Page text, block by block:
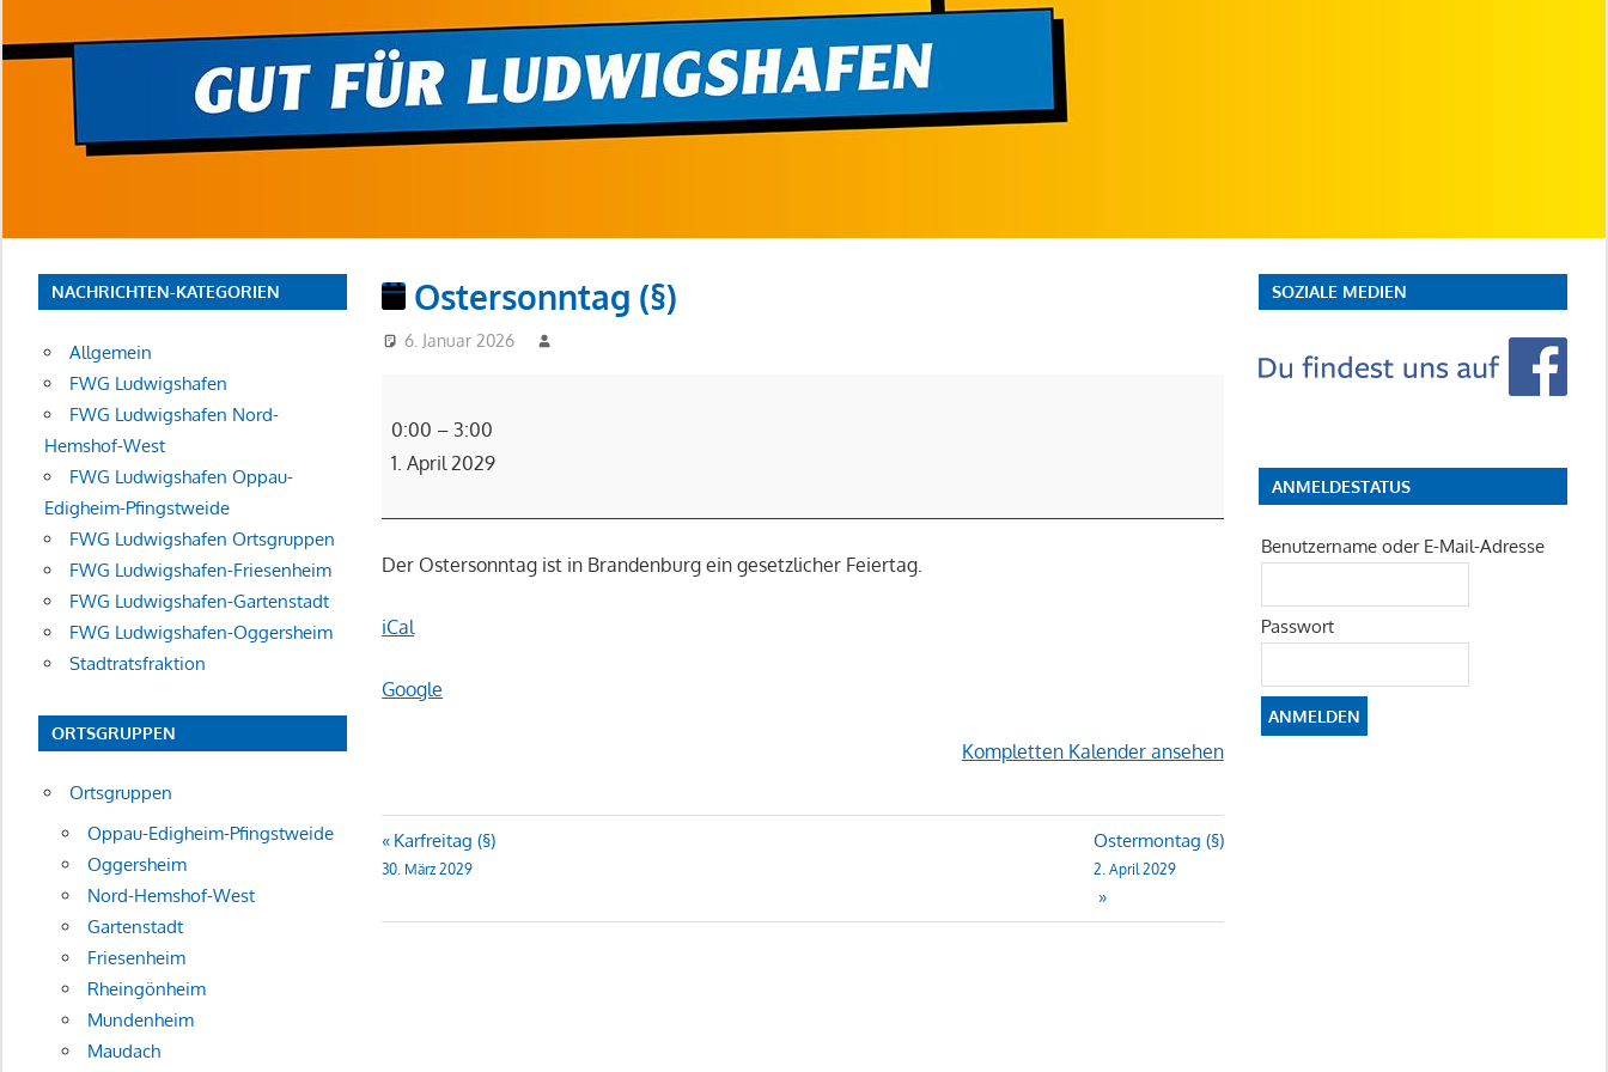
Ostersonntag (§)
6. Januar 2026
(§)
0:00 – 3:00
1. April 2029
Der Ostersonntag ist in Brandenburg ein gesetzlicher Feiertag.
iCal
Google
Kompletten Kalender ansehen
Beitragsnavigation
Karfreitag (§)
30. März 2029
Ostermontag (§)
2. April 2029
NACHRICHTEN-KATEGORIEN
Allgemein
FWG Ludwigshafen
FWG Ludwigshafen Nord-
Hemshof-West
FWG Ludwigshafen Oppau-
Edigheim-Pfingstweide
FWG Ludwigshafen Ortsgruppen
FWG Ludwigshafen-Friesenheim
FWG Ludwigshafen-Gartenstadt
FWG Ludwigshafen-Oggersheim
Stadtratsfraktion
ORTSGRUPPEN
Ortsgruppen
Oppau-Edigheim-Pfingstweide
Oggersheim
Nord-Hemshof-West
Gartenstadt
Friesenheim
Rheingönheim
Mundenheim
Maudach
SOZIALE MEDIEN
ANMELDESTATUS
Benutzername oder E-Mail-Adresse
Passwort